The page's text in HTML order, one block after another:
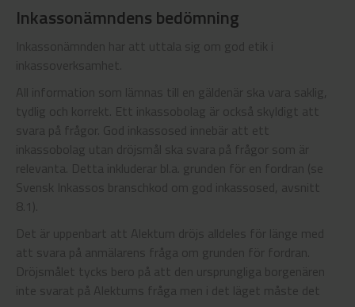
Inkassonämndens bedömning
Inkassonämnden har att uttala sig om god etik i
inkassoverksamhet.
All information som lämnas till en gäldenär ska vara saklig,
tydlig och korrekt. Ett inkassobolag är också skyldigt att
svara på frågor. God inkassosed innebär att ett
inkassobolag utan dröjsmål ska svara på frågor som är
relevanta. Detta inkluderar bl.a. grunden för en fordran (se
Svensk Inkassos branschkod om god inkassosed, avsnitt
8.1).
Det är uppenbart att Alektum dröjs alldeles för länge med
att svara på anmälarens fråga om grunden för fordran.
Dröjsmålet tycks bero på att den ursprungliga borgenären
inte svarat på Alektums fråga men i det läget måste det